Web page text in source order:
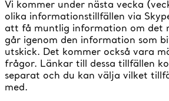
Vi kommer under nästa vecka
olika informationstillfällen via
att få muntlig information om det
går igenom den information som
utskick. Det kommer också vara
frågor. Länkar till dessa tillfällen
separat och du kan välja vilket
med.